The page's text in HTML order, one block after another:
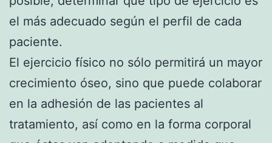
el más adecuado según el perfil de cada
paciente.
El ejercicio físico no sólo permitirá un mayor
crecimiento óseo, sino que puede colaborar
en la adhesión de las pacientes al
tratamiento, así como en la forma corporal